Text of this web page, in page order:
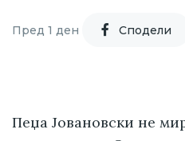
Пред 1 ден Cподели
Пеџа Јовановски не